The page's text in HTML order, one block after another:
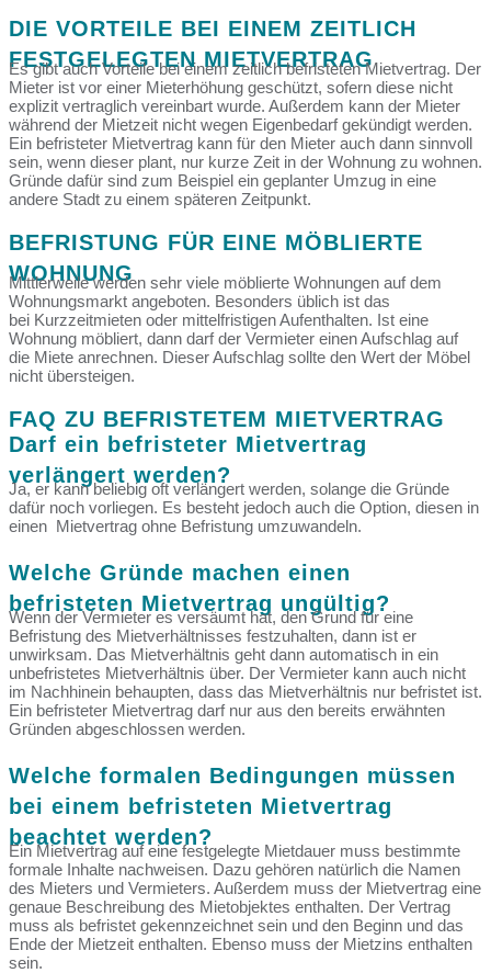
DIE VORTEILE BEI EINEM ZEITLICH
FESTGELEGTEN MIETVERTRAG
Es gibt auch Vorteile bei einem zeitlich befristeten Mietvertrag. Der
Mieter ist vor einer Mieterhöhung geschützt, sofern diese nicht
explizit vertraglich vereinbart wurde. Außerdem kann der Mieter
während der Mietzeit nicht wegen Eigenbedarf gekündigt werden.
Ein befristeter Mietvertrag kann für den Mieter auch dann sinnvoll
sein, wenn dieser plant, nur kurze Zeit in der Wohnung zu wohnen.
Gründe dafür sind zum Beispiel ein geplanter Umzug in eine
andere Stadt zu einem späteren Zeitpunkt.
BEFRISTUNG FÜR EINE MÖBLIERTE
WOHNUNG
Mittlerweile werden sehr viele möblierte Wohnungen auf dem
Wohnungsmarkt angeboten. Besonders üblich ist das
bei Kurzzeitmieten oder mittelfristigen Aufenthalten. Ist eine
Wohnung möbliert, dann darf der Vermieter einen Aufschlag auf
die Miete anrechnen. Dieser Aufschlag sollte den Wert der Möbel
nicht übersteigen.
FAQ ZU BEFRISTETEM MIETVERTRAG
Darf ein befristeter Mietvertrag
verlängert werden?
Ja, er kann beliebig oft verlängert werden, solange die Gründe
dafür noch vorliegen. Es besteht jedoch auch die Option, diesen in
einen Mietvertrag ohne Befristung umzuwandeln.
Welche Gründe machen einen
befristeten Mietvertrag ungültig?
Wenn der Vermieter es versäumt hat, den Grund für eine
Befristung des Mietverhältnisses festzuhalten, dann ist er
unwirksam. Das Mietverhältnis geht dann automatisch in ein
unbefristetes Mietverhältnis über. Der Vermieter kann auch nicht
im Nachhinein behaupten, dass das Mietverhältnis nur befristet ist.
Ein befristeter Mietvertrag darf nur aus den bereits erwähnten
Gründen abgeschlossen werden.
Welche formalen Bedingungen müssen
bei einem befristeten Mietvertrag
beachtet werden?
Ein Mietvertrag auf eine festgelegte Mietdauer muss bestimmte
formale Inhalte nachweisen. Dazu gehören natürlich die Namen
des Mieters und Vermieters. Außerdem muss der Mietvertrag eine
genaue Beschreibung des Mietobjektes enthalten. Der Vertrag
muss als befristet gekennzeichnet sein und den Beginn und das
Ende der Mietzeit enthalten. Ebenso muss der Mietzins enthalten
sein.